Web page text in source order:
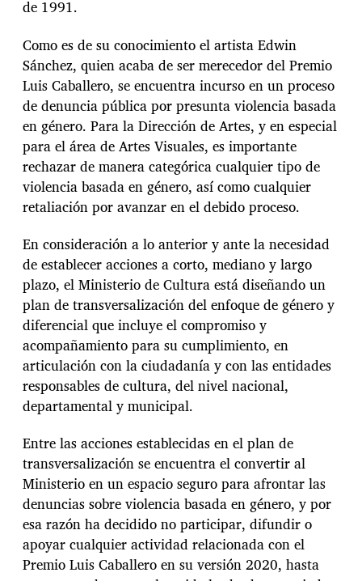
de 1991.
Como es de su conocimiento el artista Edwin
Sánchez, quien acaba de ser merecedor del Premio
Luis Caballero, se encuentra incurso en un proceso
de denuncia pública por presunta violencia basada
en género. Para la Dirección de Artes, y en especial
para el área de Artes Visuales, es importante
rechazar de manera categórica cualquier tipo de
violencia basada en género, así como cualquier
retaliación por avanzar en el debido proceso.
En consideración a lo anterior y ante la necesidad
de establecer acciones a corto, mediano y largo
plazo, el Ministerio de Cultura está diseñando un
plan de transversalización del enfoque de género y
diferencial que incluye el compromiso y
acompañamiento para su cumplimiento, en
articulación con la ciudadanía y con las entidades
responsables de cultura, del nivel nacional,
departamental y municipal.
Entre las acciones establecidas en el plan de
transversalización se encuentra el convertir al
Ministerio en un espacio seguro para afrontar las
denuncias sobre violencia basada en género, y por
esa razón ha decidido no participar, difundir o
apoyar cualquier actividad relacionada con el
Premio Luis Caballero en su versión 2020, hasta